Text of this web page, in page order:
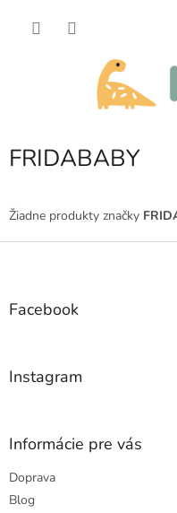
FRIDABABY
Žiadne produkty značky
Z
Facebook
Instagram
Informácie pre vás
Doprava
Blog